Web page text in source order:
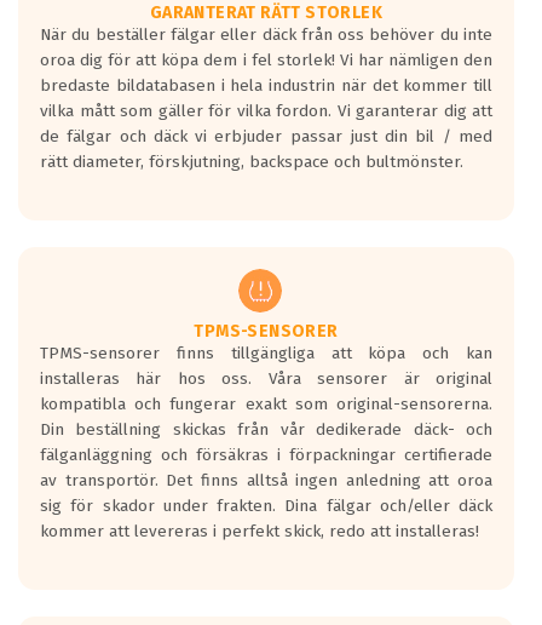
rullmotståndets ljud överträffa
motorljudet.
På däckmärkningen kommer det finnas
en symbol av ett däck med vågar. Hög
bullernivå markeras med svarta vågor
medans de vita vågorna påvisar om det är
ett tyst däck.
regelverket som introduceras år 2016.
Ett däck med två svarta vågor är redan
godkända för år 2016 nya regelverk.
Ett däck med en svart våg kommer vara
minst tre decibel tystare än det
regelverk som börjar gälla 2016.
GARANTERAT RÄTT STORLEK
När du beställer fälgar eller däck från oss behöver du inte
oroa dig för att köpa dem i fel storlek! Vi har nämligen den
bredaste bildatabasen i hela industrin när det kommer till
vilka mått som gäller för vilka fordon. Vi garanterar dig att
de fälgar och däck vi erbjuder passar just din bil / med
rätt diameter, förskjutning, backspace och bultmönster.
TPMS-SENSORER
TPMS-sensorer finns tillgängliga att köpa och kan
installeras här hos oss. Våra sensorer är original
kompatibla och fungerar exakt som original-sensorerna.
Din beställning skickas från vår dedikerade däck- och
fälganläggning och försäkras i förpackningar certifierade
av transportör. Det finns alltså ingen anledning att oroa
sig för skador under frakten. Dina fälgar och/eller däck
kommer att levereras i perfekt skick, redo att installeras!